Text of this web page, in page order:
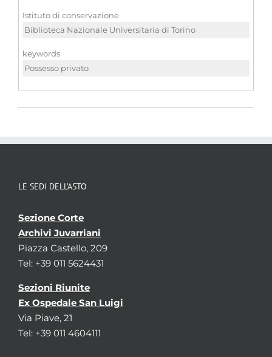
Istituto di conservazione
Biblioteca Nazionale Universitaria di Torino
keywords
Possesso privato
LE SEDI DELL’ASTO
Sezione Corte
Archivi Juvarriani
Piazza Castello, 209
Tel: +39 011 5624431
Sezioni Riunite
Ex Ospedale San Luigi
Via Piave, 21
Tel: +39 011 4604111